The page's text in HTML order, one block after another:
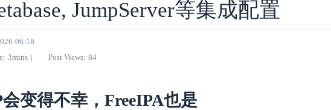
JumpServer等集成配置
06-18
3mins | Post Views: 84
变得不幸，FreeIPA也是